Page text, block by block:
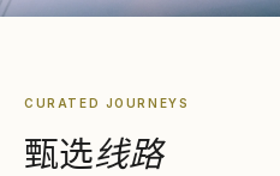
CURATED JOURNEYS
甄选线路